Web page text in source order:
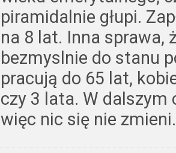
piramidalnie głupi.
na 8 lat. Inna sprawa,
bezmyslnie do stanu
pracują do 65 lat,
czy 3 lata. W
więc nic się nie zmieni.